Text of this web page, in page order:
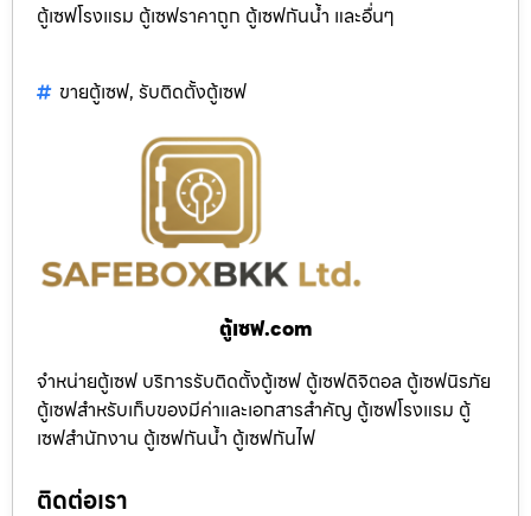
ตู้เซฟโรงแรม ตู้เซฟราคาถูก ตู้เซฟกันน้ำ และอื่นๆ
ขายตู้เซฟ, รับติดตั้งตู้เซฟ
ตู้เซฟ.com
จำหน่ายตู้เซฟ บริการรับติดตั้งตู้เซฟ ตู้เซฟดิจิตอล ตู้เซฟนิรภัย
ตู้เซฟสำหรับเก็บของมีค่าและเอกสารสำคัญ ตู้เซฟโรงแรม ตู้
เซฟสำนักงาน ตู้เซฟกันน้ำ ตู้เซฟกันไฟ
ติดต่อเรา